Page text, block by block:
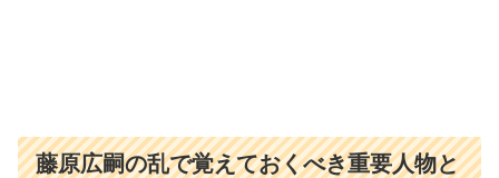
藤原広嗣の乱で覚えておくべき重要人物と